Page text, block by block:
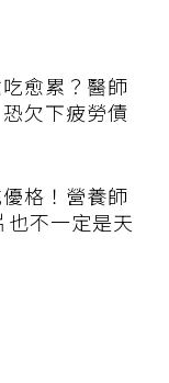
愈累？醫師
欠下疲勞債
格！營養師
也不一定是天